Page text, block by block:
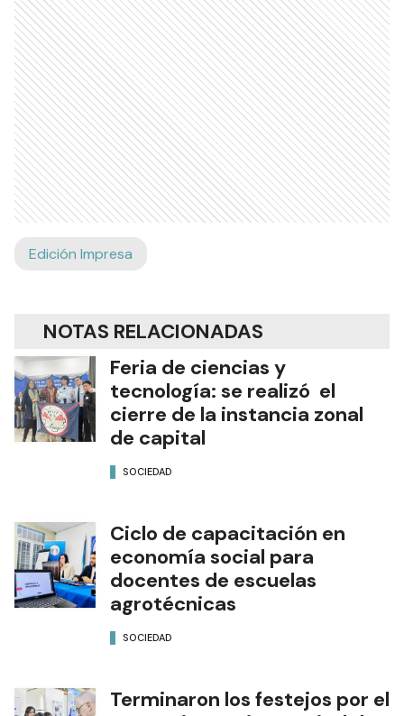
Edición Impresa
NOTAS RELACIONADAS
Feria de ciencias y
tecnología: se realizó el
cierre de la instancia zonal
de capital
SOCIEDAD
Ciclo de capacitación en
economía social para
docentes de escuelas
agrotécnicas
SOCIEDAD
Terminaron los festejos por el